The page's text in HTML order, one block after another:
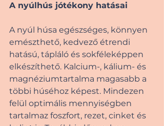
A nyúlhús jótékony hatásai
A nyúl húsa egészséges, könnyen
emészthető, kedvező étrendi
hatású, tápláló és sokféleképpen
elkészíthető. Kalcium-, kálium- és
magnéziumtartalma magasabb a
többi húséhoz képest. Mindezen
felül optimális mennyiségben
tartalmaz foszfort, rezet, cinket és